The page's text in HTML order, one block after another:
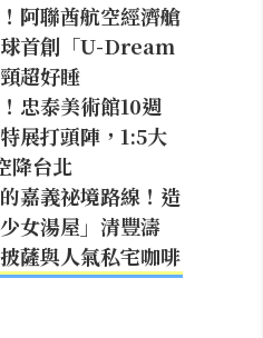
阿聯酋航空經濟艙
首創「U-Dream
超好睡
忠泰美術館10週
展打頭陣，1:5大
降台北
嘉義祕境路線！造
女湯屋」清豐濤
薩與人氣私宅咖啡